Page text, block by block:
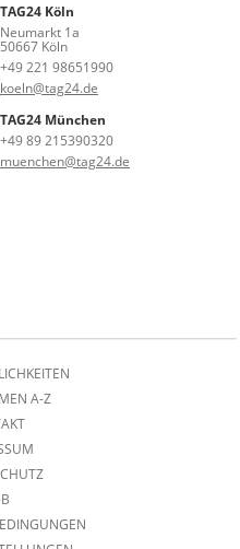
TAG24 Köln
Neumarkt 1a
50667 Köln
+49 221 98651990
koeln@tag24.de
TAG24 München
+49 89 215390320
muenchen@tag24.de
A-Z